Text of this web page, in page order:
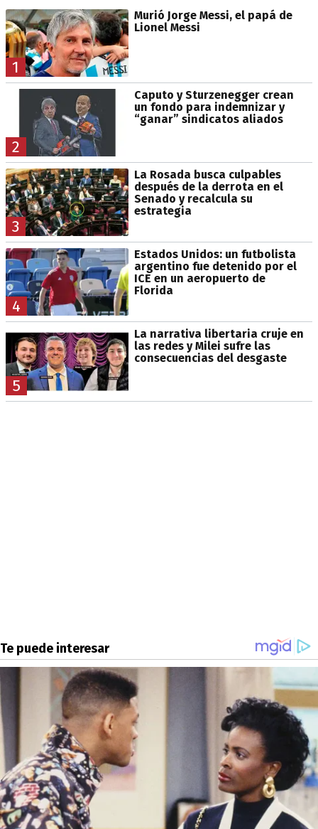
1
Murió Jorge Messi, el papá de
Lionel Messi
2
Caputo y Sturzenegger crean
un fondo para indemnizar y
“ganar” sindicatos aliados
3
La Rosada busca culpables
después de la derrota en el
Senado y recalcula su
estrategia
4
Estados Unidos: un futbolista
argentino fue detenido por el
ICE en un aeropuerto de
Florida
5
La narrativa libertaria cruje en
las redes y Milei sufre las
consecuencias del desgaste